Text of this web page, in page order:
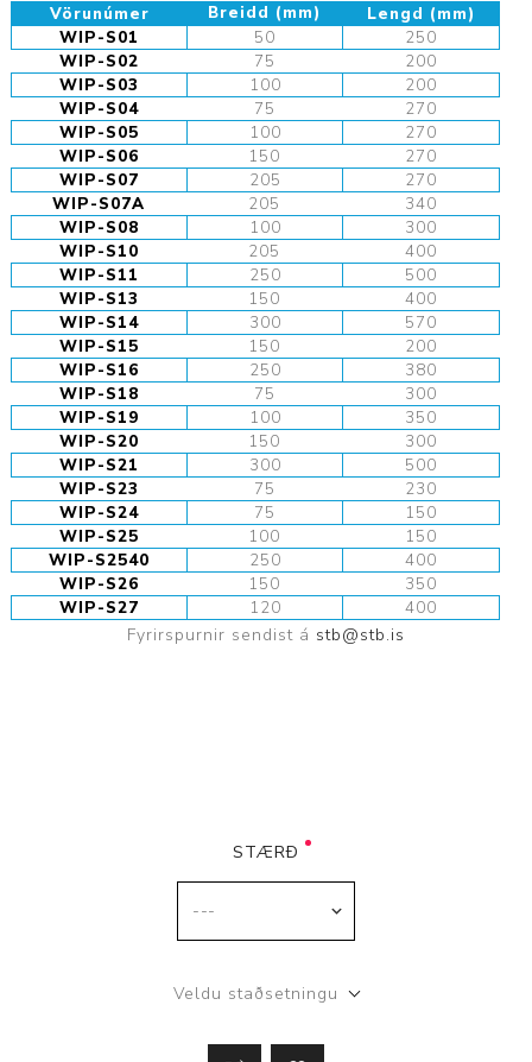
Vörunúmer Breidd (mm)
Lengd (mm)
WIP-S01
50
250
WIP-S02
75
200
WIP-S03
100
200
WIP-S04
75
270
WIP-S05
100
270
WIP-S06
150
270
WIP-S07
205
270
WIP-S07A
205
340
WIP-S08
100
300
WIP-S10
205
400
WIP-S11
250
500
WIP-S13
150
400
WIP-S14
300
570
WIP-S15
150
200
WIP-S16
250
380
WIP-S18
75
300
WIP-S19
100
350
WIP-S20
150
300
WIP-S21
300
500
WIP-S23
75
230
WIP-S24
75
150
WIP-S25
100
150
WIP-S2540
250
400
WIP-S26
150
350
WIP-S27
120 400
Fyrirspurnir sendist á stb@stb.is
STÆRÐ
Veldu staðsetningu